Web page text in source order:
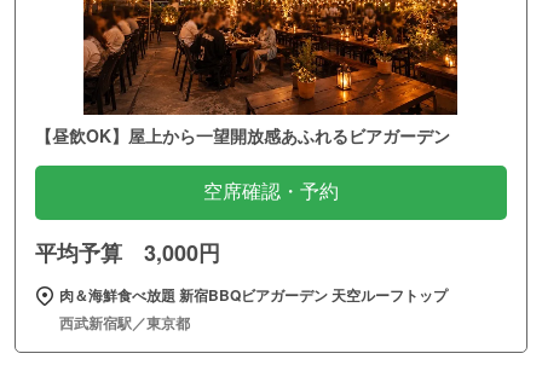
【昼飲OK】屋上から一望開放感あふれるビアガーデン
空席確認・予約
平均予算 3,000円
肉＆海鮮食べ放題 新宿BBQビアガーデン 天空ルーフトップ
西武新宿駅／東京都